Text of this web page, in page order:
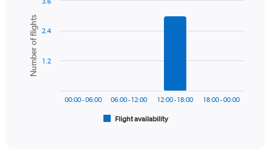
axis
displaying
values.
Range:
chart
with
bars.
The
Chart
graphic.
Number of flights
Flight availability
00:00 - 06:00 06:00 - 12:00 12:00 - 18:00 18:00 - 00:00
1.2
2.4